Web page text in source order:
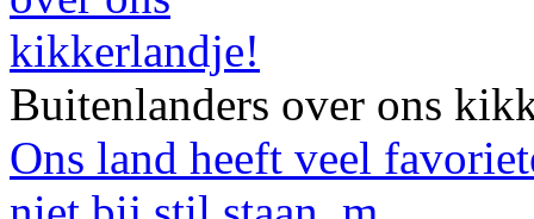
Buitenlanders over ons
Ons land heeft veel